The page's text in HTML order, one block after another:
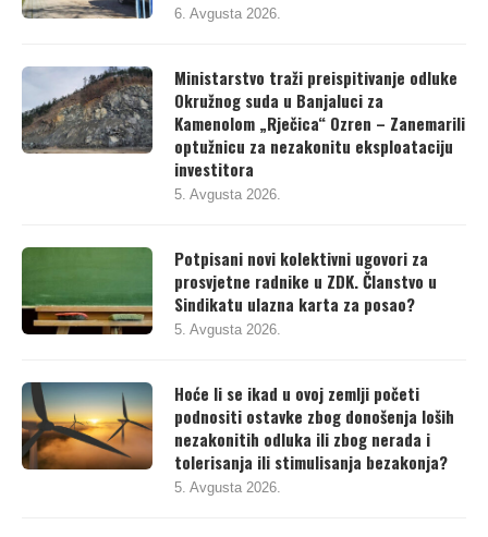
6. Avgusta 2026.
Ministarstvo traži preispitivanje odluke
Okružnog suda u Banjaluci za
Kamenolom „Rječica“ Ozren – Zanemarili
optužnicu za nezakonitu eksploataciju
investitora
5. Avgusta 2026.
Potpisani novi kolektivni ugovori za
prosvjetne radnike u ZDK. Članstvo u
Sindikatu ulazna karta za posao?
5. Avgusta 2026.
Hoće li se ikad u ovoj zemlji početi
podnositi ostavke zbog donošenja loših
nezakonitih odluka ili zbog nerada i
tolerisanja ili stimulisanja bezakonja?
5. Avgusta 2026.